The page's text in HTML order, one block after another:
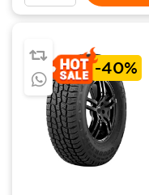
-40%